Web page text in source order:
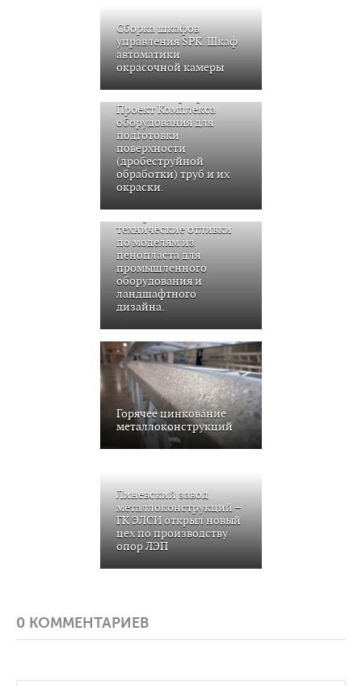
Сборка шкафов
управления SPK. Шкаф
автоматики
окрасочной камеры
Проект Комплекса
оборудования для
подготовки
поверхности
(дробеструйной
обработки) труб и их
окраски.
технические отливки
по моделям из
пенопласта для
промышленного
оборудования и
ландшафтного
дизайна.
Горячее цинкование
металлоконструкций
Линевский завод
металлоконструкций –
ГК ЭЛСИ открыл новый
цех по производству
опор ЛЭП
0 КОММЕНТАРИЕВ